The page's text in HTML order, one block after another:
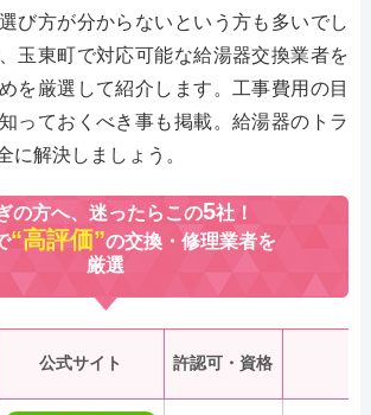
び方が分からないという方も多いでし
玉東町で対応可能な給湯器交換業者を
を厳選して紹介します。工事費用の目
っておくべき事も掲載。給湯器のトラ
に解決しましょう。
の方へ、迷ったらこの5社！
“高評価”の交換・修理業者を
厳選
公式サイト 許認可・資格